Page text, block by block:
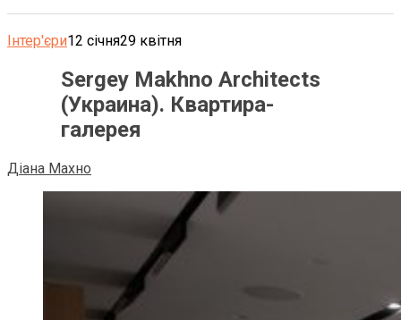
Інтер'єри12 січня29 квітня
Sergey Makhno Architects
(Украина). Квартира-
галерея
Діана Махно